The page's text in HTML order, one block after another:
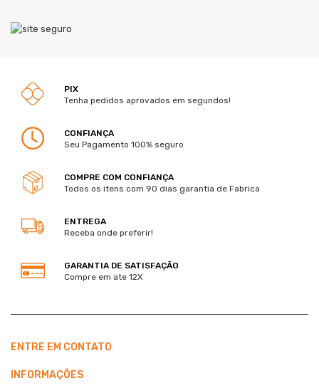
PIX
Tenha pedidos aprovados em segundos!
CONFIANÇA
Seu Pagamento 100% seguro
COMPRE COM CONFIANÇA
Todos os itens com 90 dias garantia de Fabrica
ENTREGA
Receba onde preferir!
GARANTIA DE SATISFAÇÃO
Compre em ate 12X
ENTRE EM CONTATO
INFORMAÇÕES